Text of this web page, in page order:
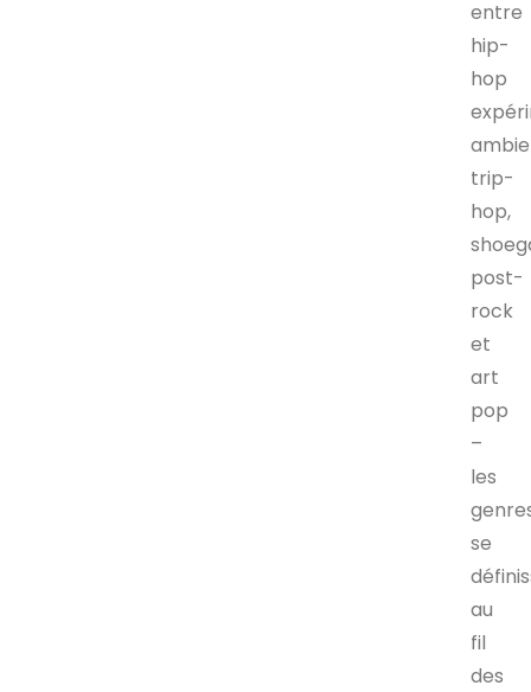
entre
hip-
hop
trip-
hop,
post-
rock
et
art
pop
–
les
se
au
fil
des